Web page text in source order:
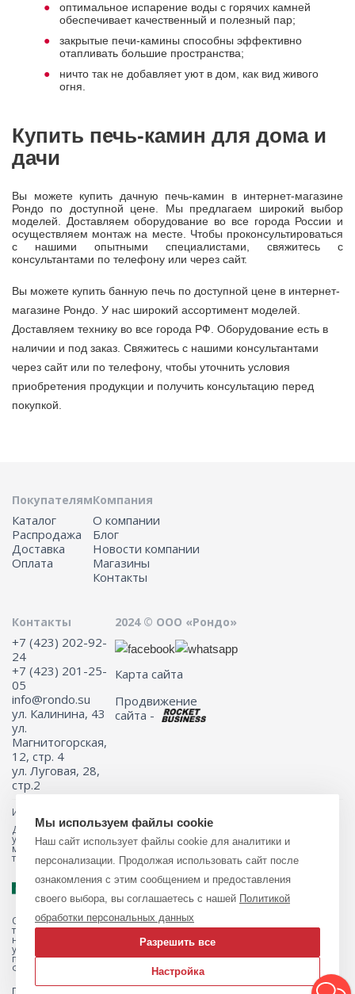
оптимальное испарение воды с горячих камней
обеспечивает качественный и полезный пар;
закрытые печи-камины способны эффективно
отапливать большие пространства;
ничто так не добавляет уют в дом, как вид живого
огня.
Купить печь-камин для дома и
дачи
Вы можете купить дачную печь-камин в интернет-магазине
Рондо по доступной цене. Мы предлагаем широкий выбор
моделей. Доставляем оборудование во все города России и
осуществляем монтаж на месте. Чтобы проконсультироваться
с нашими опытными специалистами, свяжитесь с
консультантами по телефону или через сайт.
Вы можете купить банную печь по доступной цене в интернет-
магазине Рондо. У нас широкий ассортимент моделей.
Доставляем технику во все города РФ. Оборудование есть в
наличии и под заказ. Свяжитесь с нашими консультантами
через сайт или по телефону, чтобы уточнить условия
приобретения продукции и получить консультацию перед
покупкой.
Покупателям
Каталог
Распродажа
Доставка
Оплата
Компания
О компании
Блог
Новости компании
Магазины
Контакты
Контакты
+7 (423) 202-92-
24
+7 (423) 201-25-
05
info@rondo.su
ул. Калинина, 43
ул.
Магнитогорская,
12, стр. 4
ул. Луговая, 28,
стр.2
2024 © ООО «Рондо»
Карта сайта
Продвижение
сайта -
Информация на сайте не является публичной офертой.
Для получения подробной информации о наличии и стоимости
указанных товаров и (или) услуг, пожалуйста, обращайтесь к
менеджеру сайта с помощью специальной формы связи или по
телефону 8 (423) 201-25-05
Обращаем ваше внимание на то, что данный интернет-магазин, а
также вся информация о товарах и ценах, предоставленная на нём,
носит исключительно информационный характер и ни при каких
условиях не является публичной офертой, определяемой
положениями Статьи 437 Гражданского кодекса Российской
Федерации.
Мы используем файлы cookie
Наш сайт использует файлы cookie для аналитики и
персонализации. Продолжая использовать сайт после
ознакомления с этим сообщением и предоставления
своего выбора, вы соглашаетесь с нашей Политикой
обработки персональных данных
Разрешить все
Настройка